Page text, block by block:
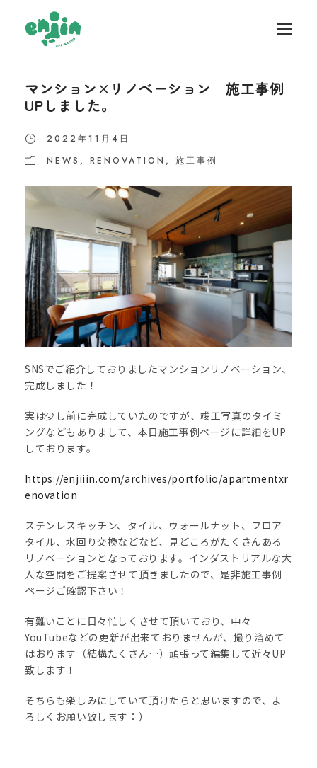
マンション×リノベーション 施工事例
UPしました。
2022年11月4日
NEWS , RENOVATION , 施工事例
SNSでご紹介しておりましたマンションリノベーション、
完成しました！
実は少し前に完成していたのですが、竣工写真のタイミ
ングなどもありまして、本日施工事例ページに詳細をUP
しております。
https://enjiiin.com/archives/portfolio/apartmentxr
enovation
ステンレスキッチン、タイル、ウォールナット、フロア
タイル、水回り交換などなど、見どころがたくさんある
リノベーションとなっております。インダストリアルな大
人な空間をご提案させて頂きましたので、是非施工事例
ページご確認下さい！
有難いことに日々忙しくさせて頂いており、中々
YouTubeなどの更新が出来ておりませんが、撮り溜めて
はおります（結構たくさん…）頑張って編集して近々UP
致します！
そちらも楽しみにしていて頂けたらと思いますので、よ
ろしくお願い致します：）